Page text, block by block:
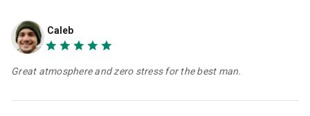
Caleb
Great atmosphere and zero stress for the best man.